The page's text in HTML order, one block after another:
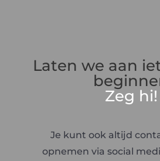
Laten we aan
Zeg hi!
Je kunt ook altijd
opnemen via social